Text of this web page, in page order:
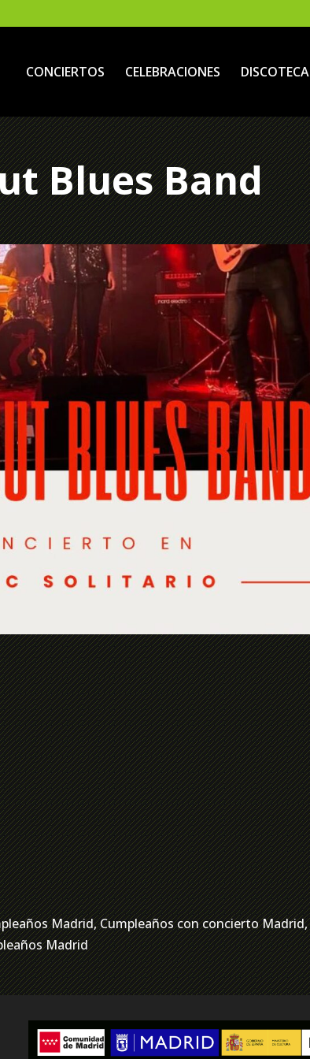
CONCIERTOS CELEBRACIONES DISCOTECA
Blues Band
Madrid, Cumpleaños con concierto Madrid,
Madrid